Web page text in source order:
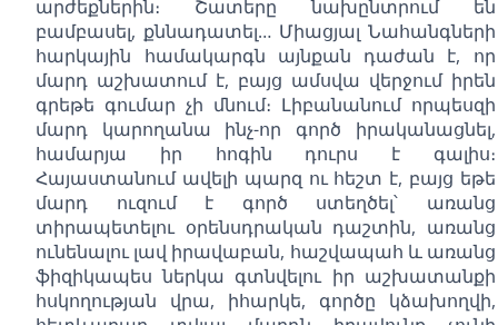
արժեքներին։ Շատերը նախընտրում են
բամբասել, քննադատել… Միացյալ Նահանգների
հարկային համակարգն այնքան դաժան է, որ
մարդ աշխատում է, բայց ամսվա վերջում իրեն
գրեթե գումար չի մնում։ Լիբանանում որպեսզի
մարդ կարողանա ինչ-որ գործ իրականացնել,
համարյա իր հոգին դուրս է գալիս։
Հայաստանում ավելի պարզ ու հեշտ է, բայց եթե
մարդ ուզում է գործ ստեղծել՝ առանց
տիրապետելու օրենսդրական դաշտին, առանց
ունենալու լավ իրավաբան, հաշվապահ և առանց
ֆիզիկապես ներկա գտնվելու իր աշխատանքի
հսկողության վրա, իհարկե, գործը կձախողվի,